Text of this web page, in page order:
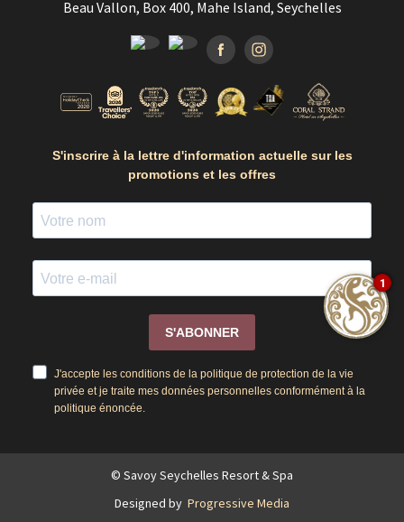
Beau Vallon, Box 400, Mahe Island, Seychelles
FacebookInstagramm
S'inscrire à la lettre d'information actuelle sur les
promotions et les offres
S'ABONNER
J'accepte les conditions de la politique de protection de la vie
privée et je traite mes données personnelles conformément à la
politique énoncée.
© Savoy Seychelles Resort & Spa
Designed by Progressive Media
1